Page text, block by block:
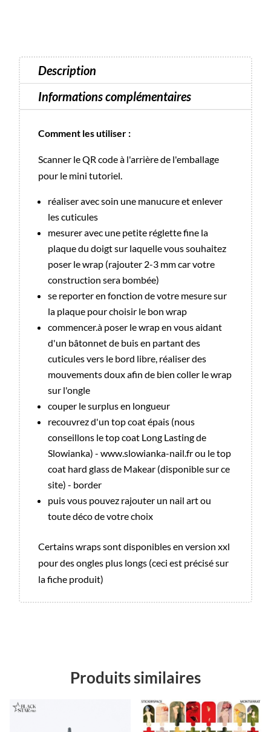
Description
Informations complémentaires
Comment les utiliser :
Scanner le QR code à l'arrière de l'emballage
pour le mini tutoriel.
réaliser avec soin une manucure et enlever
les cuticules
mesurer avec une petite réglette fine la
plaque du doigt sur laquelle vous souhaitez
poser le wrap (rajouter 2-3 mm car votre
construction sera bombée)
se reporter en fonction de votre mesure sur
la plaque pour choisir le bon wrap
commencer.à poser le wrap en vous aidant
d'un bâtonnet de buis en partant des
cuticules vers le bord libre, réaliser des
mouvements doux afin de bien coller le wrap
sur l'ongle
couper le surplus en longueur
recouvrez d'un top coat épais (nous
conseillons le top coat Long Lasting de
Slowianka) - www.slowianka-nail.fr ou le top
coat hard glass de Makear (disponible sur ce
site) - border
puis vous pouvez rajouter un nail art ou
toute déco de votre choix
Certains wraps sont disponibles en version xxl
pour des ongles plus longs (ceci est précisé sur
la fiche produit)
Produits similaires
Promo ! Promo !